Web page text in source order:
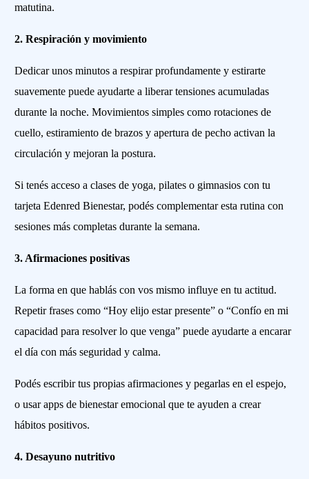
matutina.
2. Respiración y movimiento
Dedicar unos minutos a respirar profundamente y estirarte
suavemente puede ayudarte a liberar tensiones acumuladas
durante la noche. Movimientos simples como rotaciones de
cuello, estiramiento de brazos y apertura de pecho activan la
circulación y mejoran la postura.
Si tenés acceso a clases de yoga, pilates o gimnasios con tu
tarjeta Edenred Bienestar, podés complementar esta rutina con
sesiones más completas durante la semana.
3. Afirmaciones positivas
La forma en que hablás con vos mismo influye en tu actitud.
Repetir frases como “Hoy elijo estar presente” o “Confío en mi
capacidad para resolver lo que venga” puede ayudarte a encarar
el día con más seguridad y calma.
Podés escribir tus propias afirmaciones y pegarlas en el espejo,
o usar apps de bienestar emocional que te ayuden a crear
hábitos positivos.
4. Desayuno nutritivo